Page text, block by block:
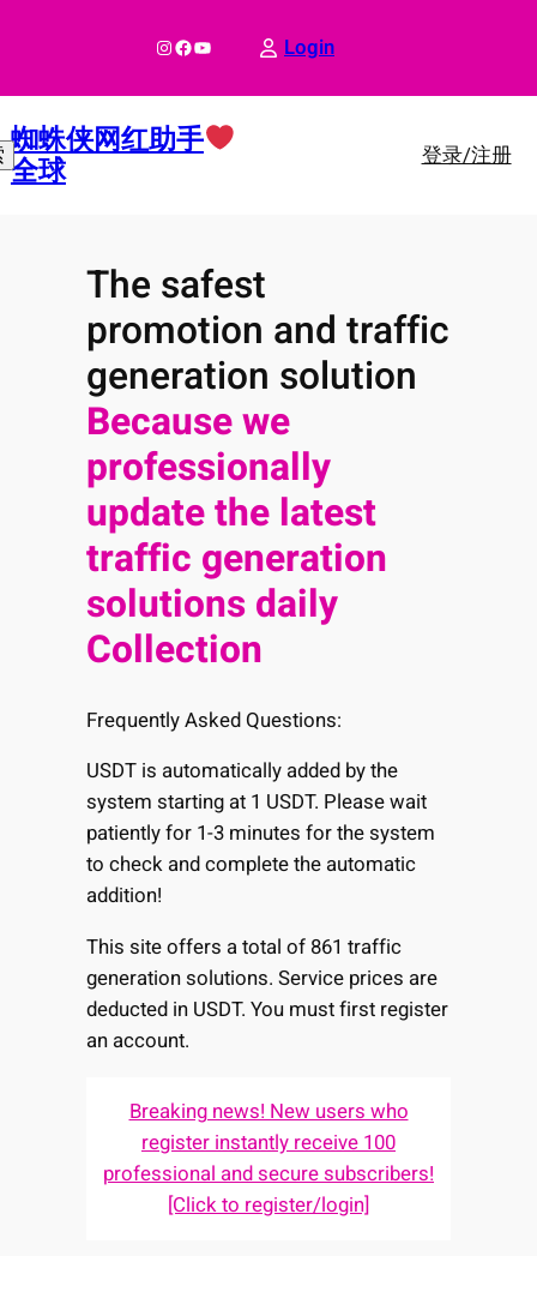
InstagramFacebook YouTube Login
蜘蛛侠网红助手
全球 登录/注册
The safest
promotion and traffic
generation solution
Because we
professionally
update the latest
traffic generation
solutions daily
Collection
Frequently Asked Questions:
USDT is automatically added by the
system starting at 1 USDT. Please wait
patiently for 1-3 minutes for the system
to check and complete the automatic
addition!
This site offers a total of 861 traffic
generation solutions. Service prices are
deducted in USDT. You must first register
an account.
Breaking news! New users who
register instantly receive 100
professional and secure subscribers!
[Click to register/login]